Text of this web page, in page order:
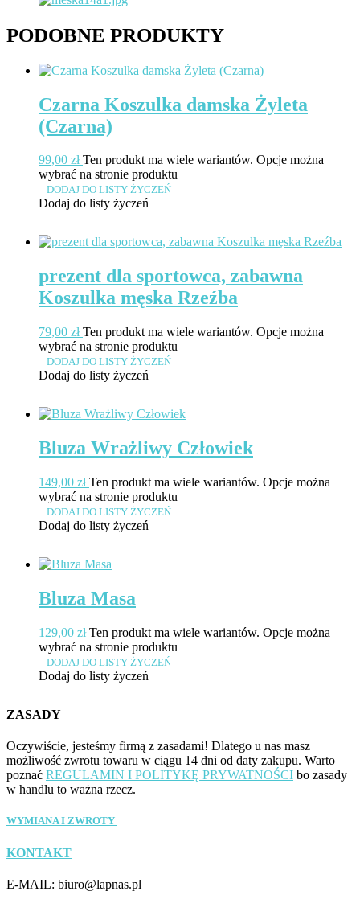
PODOBNE PRODUKTY
Czarna Koszulka damska Żyleta
(Czarna)
99,00 zł Ten produkt ma wiele wariantów. Opcje można
wybrać na stronie produktu
DODAJ DO LISTY ŻYCZEŃ
Dodaj do listy życzeń
prezent dla sportowca, zabawna
Koszulka męska Rzeźba
79,00 zł Ten produkt ma wiele wariantów. Opcje można
wybrać na stronie produktu
DODAJ DO LISTY ŻYCZEŃ
Dodaj do listy życzeń
Bluza Wrażliwy Człowiek
149,00 zł Ten produkt ma wiele wariantów. Opcje można
wybrać na stronie produktu
DODAJ DO LISTY ŻYCZEŃ
Dodaj do listy życzeń
Bluza Masa
129,00 zł Ten produkt ma wiele wariantów. Opcje można
wybrać na stronie produktu
DODAJ DO LISTY ŻYCZEŃ
Dodaj do listy życzeń
ZASADY
Oczywiście, jesteśmy firmą z zasadami! Dlatego u nas masz
możliwość zwrotu towaru w ciągu 14 dni od daty zakupu. Warto
poznać REGULAMIN I POLITYKĘ PRYWATNOŚCI bo zasady
w handlu to ważna rzecz.
WYMIANA I ZWROTY
KONTAKT
E-MAIL: biuro@lapnas.pl